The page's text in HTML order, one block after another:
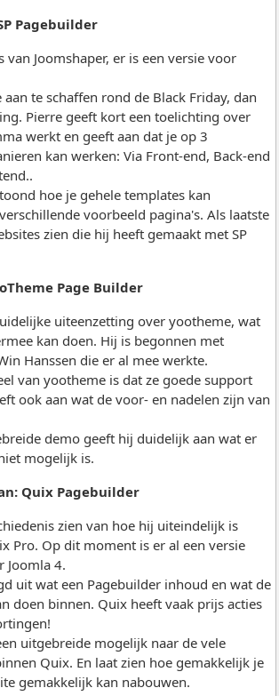
Pagebuilder
van Joomshaper, er is een versie voor
aan te schaffen rond de Black Friday, dan
Pierre geeft kort een toelichting over
werkt en geeft aan dat je op 3
kan werken: Via Front-end, Back-end
hoe je gehele templates kan
voorbeeld pagina's. Als laatste
zien die hij heeft gemaakt met SP
Page Builder
uiteenzetting over yootheme, wat
kan doen. Hij is begonnen met
Hanssen die er al mee werkte.
van yootheme is dat ze goede support
ook aan wat de voor- en nadelen zijn van
demo geeft hij duidelijk aan wat er
mogelijk is.
Quix Pagebuilder
zien van hoe hij uiteindelijk is
Pro. Op dit moment is er al een versie
Joomla 4.
uit wat een Pagebuilder inhoud en wat de
doen binnen. Quix heeft vaak prijs acties
uitgebreide mogelijk naar de vele
Quix. En laat zien hoe gemakkelijk je
gemakkelijk kan nabouwen.